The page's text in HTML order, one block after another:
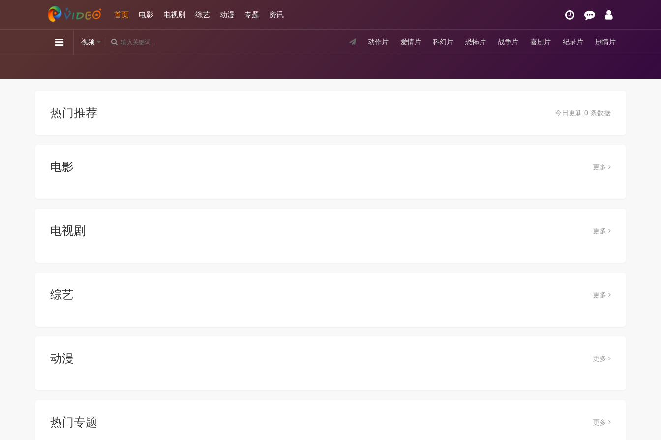
首页 电影 电视剧 综艺 动漫 专题 资讯
动作片 爱情片 科幻片 恐怖片 战争片 喜剧片 纪录片 剧情片
视频
今日更新 0 条数据
热门推荐
电影 更多
电视剧 更多
综艺 更多
动漫 更多
热门专题 更多